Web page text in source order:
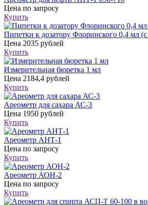
Цена по запросу
Купить
Пипетки к дозатору Флоринского 0,4 мл
Цена 2035 рублей
Купить
Измерительная бюретка 1 мл
Цена 2184,4 рублей
Купить
Ареометр для сахара АС-3
Цена 1950 рублей
Купить
Ареометр АНТ-1
Цена по запросу
Купить
Ареометр АОН-2
Цена по запросу
Купить